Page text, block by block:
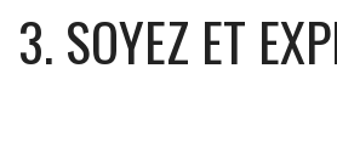
3. SOYEZ ET